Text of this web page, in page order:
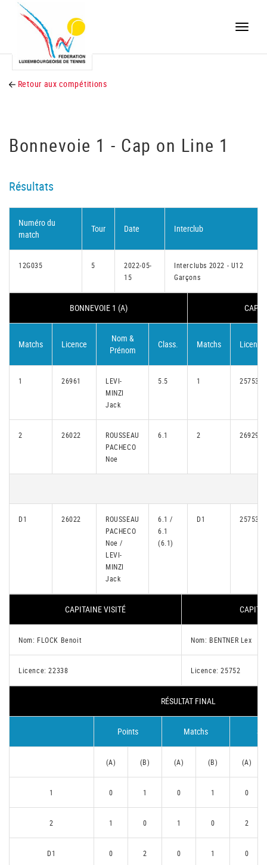
Toggle
Retour aux compétitions
Bonnevoie 1 - Cap on Line 1
Résultats
Numéro du
match
Tour Date Interclub
12G035 5
2022-05-
15
Interclubs 2022 - U12
Garçons
BONNEVOIE 1 (A) CAP
Matchs Licence
Nom &
Prénom
Class. Matchs Licence
1 26961
LEVI-
MINZI
Jack
5.5 1 25753
2 26022
ROUSSEAU
PACHECO
Noe
6.1 2 26929
D1 26022
ROUSSEAU
PACHECO
Noe /
LEVI-
MINZI
Jack
6.1 /
6.1
(6.1)
D1 25753
CAPITAINE VISITÉ
Nom: FLOCK Benoit Nom: BENTNER Lex
Licence: 22338 Licence: 25752
RÉSULTAT FINAL
Points Matchs
(A) (B) (A) (B) (A)
1 0 1 0 1 0
2 1 0 1 0 2
D1 0 2 0 1 0